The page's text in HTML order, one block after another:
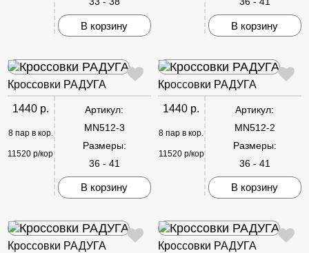
В корзину В корзину
Кроссовки РАДУГА
1440 р.
8 пар в кор.
11520 р/кор
Артикул:
MN512-3
Размеры:
36 - 41
В корзину
Кроссовки РАДУГА
1440 р.
8 пар в кор.
11520 р/кор
Артикул:
MN512-2
Размеры:
36 - 41
В корзину
Кроссовки РАДУГА Кроссовки РАДУГА